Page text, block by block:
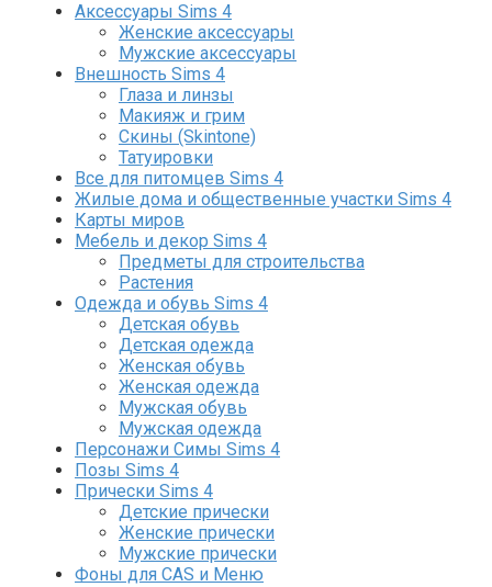
Аксессуары Sims 4
Женские аксессуары
Мужские аксессуары
Внешность Sims 4
Глаза и линзы
Макияж и грим
Скины (Skintone)
Татуировки
Все для питомцев Sims 4
Жилые дома и общественные участки Sims 4
Карты миров
Мебель и декор Sims 4
Предметы для строительства
Растения
Одежда и обувь Sims 4
Детская обувь
Детская одежда
Женская обувь
Женская одежда
Мужская обувь
Мужская одежда
Персонажи Симы Sims 4
Позы Sims 4
Прически Sims 4
Детские прически
Женские прически
Мужские прически
Фоны для CAS и Меню